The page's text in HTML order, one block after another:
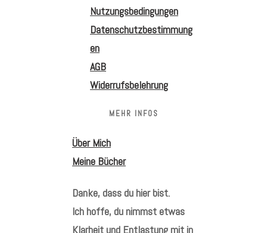
Nutzungsbedingungen
Datenschutzbestimmung
en
AGB
Widerrufsbelehrung
MEHR INFOS
Über Mich
Meine Bücher
Danke, dass du hier bist.
Ich hoffe, du nimmst etwas
Klarheit und Entlastung mit in